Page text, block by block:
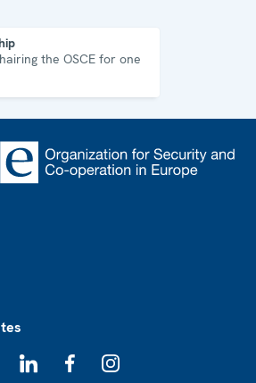
the OSCE for one